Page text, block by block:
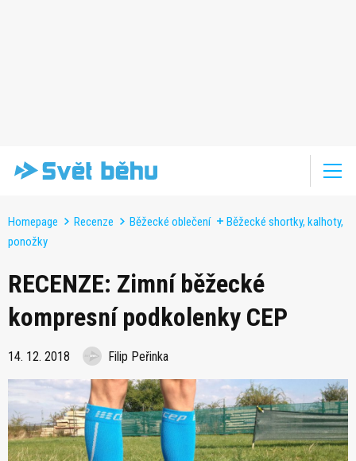
Homepage Recenze Běžecké oblečení
Běžecké shortky, kalhoty,
ponožky
RECENZE: Zimní běžecké
kompresní podkolenky CEP
14. 12. 2018 Filip Peřinka